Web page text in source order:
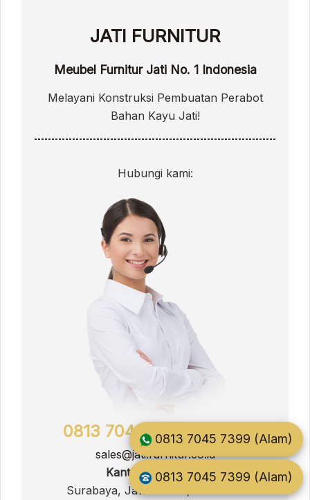
JATI FURNITUR
Meubel Furnitur Jati No. 1 Indonesia
Melayani Konstruksi Pembuatan Perabot
Bahan Kayu Jati!
Hubungi kami:
0813 7045 7399 (Alam)
sales@jati.furnitur.co.id
Kantor Pemasaran
Surabaya, Jawa Timur, Indonesia
0813 7045 7399 (Alam)
0813 7045 7399 (Alam)